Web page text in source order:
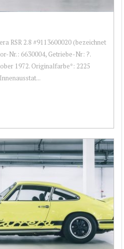
RSR 2.8 #9113600020 (bezeichnet
Nr.: 6630004, Getriebe-Nr: ?.
1972. Originalfarbe*: 2225